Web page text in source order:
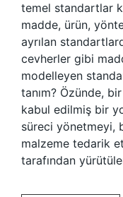
temel standartlar
madde, ürün,
ayrılan
cevherler gibi
modelleyen
tanım? Özünde,
kabul edilmiş bir
süreci yönetmeyi,
malzeme tedarik
tarafından